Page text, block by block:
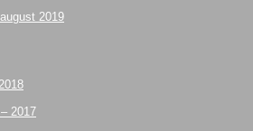
2019
2017